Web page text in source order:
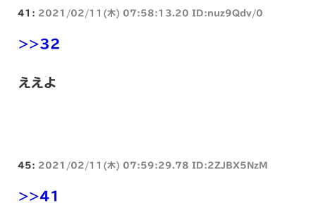
41: 2021/02/11(木) 07:58:13.20 ID:nuz9Qdv/0
>>32
ええよ
45: 2021/02/11(木) 07:59:29.78 ID:2ZJBX5NzM
>>41